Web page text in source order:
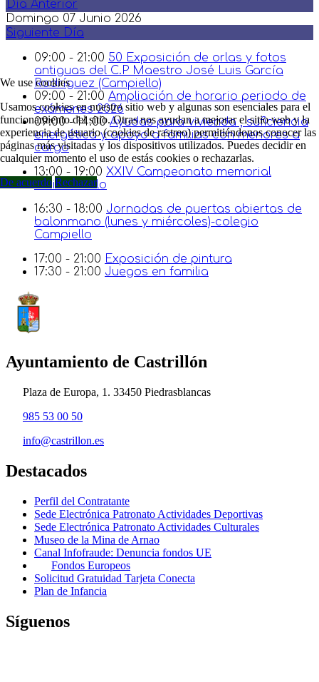
Día Anterior
Domingo 07 Junio 2026
Siguiente Día
09:00 - 21:00 50 Exposición de orlas y fotos
antiguas del C.P Maestro José Luis García
Rodríguez (Campiello)
09:00 - 21:00 Ampliación de horario periodo de
exámenes 2026
09:00 - 14:00Ayudas para vivienda , suficiencia
energética y apoyo a familias con menores a
cargo
13:00 - 19:00 XXIV Campeonato memorial
Emilio-Pablo
16:30 - 18:00 Jornadas de puertas abiertas de
balonmano (lunes y miércoles)-colegio
Campiello
17:00 - 21:00 Exposición de pintura
17:30 - 21:00 Juegos en familia
Ayuntamiento de Castrillón
Plaza de Europa, 1. 33450 Piedrasblancas
985 53 00 50
info@castrillon.es
Destacados
Perfil del Contratante
Sede Electrónica Patronato Actividades Deportivas
Sede Electrónica Patronato Actividades Culturales
Museo de la Mina de Arnao
Canal Infofraude: Denuncia fondos UE
Fondos Europeos
Solicitud Gratuidad Tarjeta Conecta
Plan de Infancia
Síguenos
We use cookies
Usamos cookies en nuestro sitio web y algunas son esenciales para el
funcionamiento del sitio. Otras nos ayudan a mejorar el sitio web y la
experiencia de usuario (cookies de rastreo) permitiéndonos conocer las
páginas más visitadas y los dispositivos utilizados. Puedes decidir en
cualquier momento el uso de estás cookies o rechazarlas.
De acuerdo Rechazar